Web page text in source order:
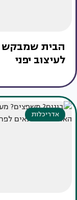
הבית שמבקש
לעיצוב יפני
אדריכלות